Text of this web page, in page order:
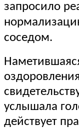
запросило
соседом.
услышала
действует